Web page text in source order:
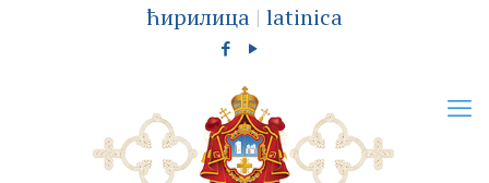
ћирилица | latinica